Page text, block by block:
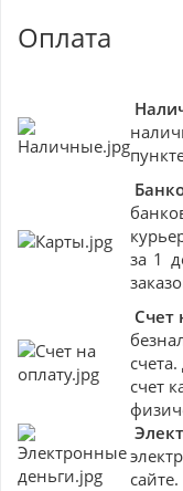
Оплата
за 1
Счет
счет
сайте.